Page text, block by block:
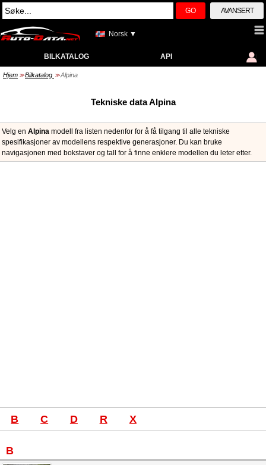
GO AVANSERT
Norsk ▼
BILKATALOG API
Hjem >> Bilkatalog >> Alpina
Tekniske data Alpina
Velg en Alpina modell fra listen nedenfor for å få tilgang til alle tekniske
spesifikasjoner av modellens respektive generasjoner. Du kan bruke
navigasjonen med bokstaver og tall for å finne enklere modellen du leter etter.
B C D R X
B